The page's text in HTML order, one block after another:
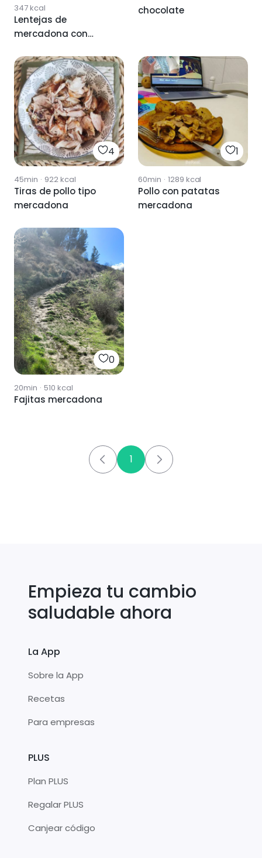
347kcal
Lentejas de
mercadona con
chocolate
4
45min · 922kcal
Tiras de pollo tipo
mercadona
1
60min · 1289 kcal
Pollo con patatas
mercadona
0
20min · 510 kcal
Fajitas mercadona
1
Empieza tu cambio
saludable ahora
La App
Sobre la App
Recetas
Para empresas
PLUS
Plan PLUS
Regalar PLUS
Canjear código